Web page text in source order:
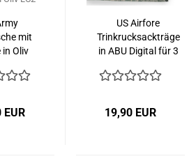
mit
in Oliv
EUR
US Airfore
Trinkrucksackträge
in ABU Digital für 3
19,90 EUR